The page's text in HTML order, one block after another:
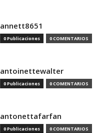
annett8651
0 Publicaciones 0 COMENTARIOS
antoinettewalter
0 Publicaciones 0 COMENTARIOS
antonettafarfan
0 Publicaciones 0 COMENTARIOS